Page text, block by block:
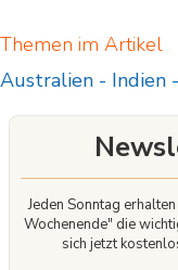
Themen im Artikel
Australien - Indien -
Jeden Sonntag
Wochenende" die
sich jetzt